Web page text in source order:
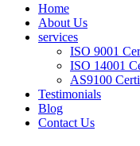
Home
About Us
services
ISO 9001
ISO 14001
AS9100
Testimonials
Blog
Contact Us